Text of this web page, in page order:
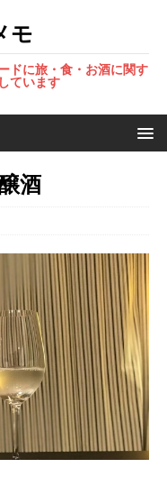
モ
ドに旅・食・お酒に関す
ています
酒